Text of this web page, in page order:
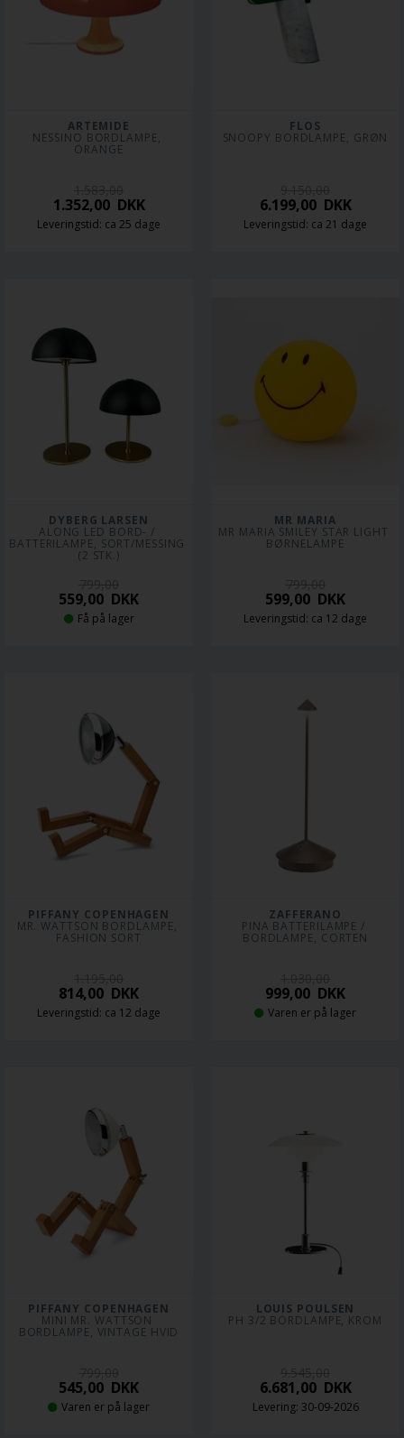
ARTEMIDE
NESSINO BORDLAMPE,
ORANGE
1.352,00DKK
Leveringstid: ca 25 dage
FLOS
SNOOPY BORDLAMPE, GRØN
6.199,00DKK
Leveringstid: ca 21 dage
DYBERG LARSEN
ALONG LED BORD- /
BATTERILAMPE, SORT/MESSING
(2 STK.)
559,00 DKK
Få på lager
MR MARIA
MR MARIA SMILEY STAR LIGHT
BØRNELAMPE
599,00 DKK
Leveringstid: ca 12 dage
PIFFANY COPENHAGEN
MR. WATTSON BORDLAMPE,
FASHION SORT
814,00 DKK
Leveringstid: ca 12 dage
ZAFFERANO
PINA BATTERILAMPE /
BORDLAMPE, CORTEN
999,00 DKK
Varen er på lager
PIFFANY COPENHAGEN
MINI MR. WATTSON
BORDLAMPE, VINTAGE HVID
545,00 DKK
Varen er på lager
LOUIS POULSEN
PH 3/2 BORDLAMPE, KROM
6.681,00DKK
Levering: 30-09-2026